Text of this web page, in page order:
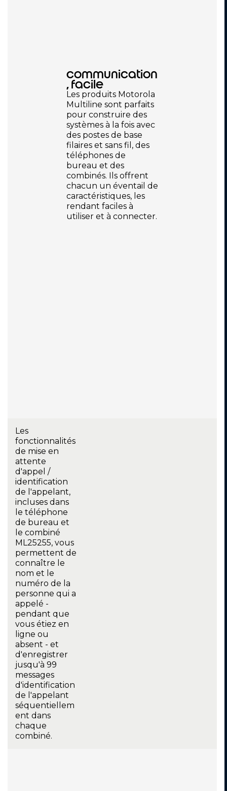
communication
, facile
Les produits Motorola
Multiline sont parfaits
pour construire des
systèmes à la fois avec
des postes de base
filaires et sans fil, des
téléphones de
bureau et des
combinés. Ils offrent
chacun un éventail de
caractéristiques, les
rendant faciles à
utiliser et à connecter.
Les
fonctionnalités
de mise en
attente
d'appel /
identification
de l'appelant,
incluses dans
le téléphone
de bureau et
le combiné
ML25255, vous
permettent de
connaître le
nom et le
numéro de la
personne qui a
appelé -
pendant que
vous étiez en
ligne ou
absent - et
d'enregistrer
jusqu'à 99
messages
d'identification
de l'appelant
séquentiellem
ent dans
chaque
combiné.